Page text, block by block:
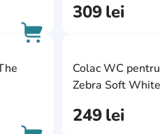
309lei
AddCardToFavourite
AddCardToCart
Colac WC
Zebra Soft
249lei